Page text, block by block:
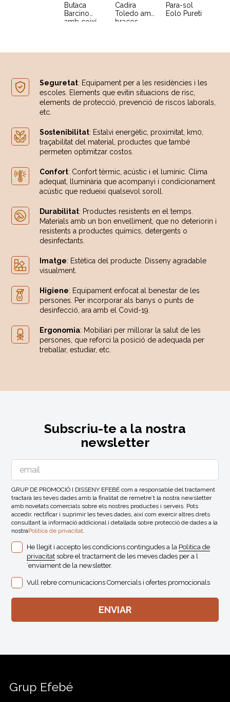
Butaca
Barcino
amb coixí
Cadira
Toledo amb
braços
Para-sol
Eolo Pureti
Seguretat: Equipament per a les residències i les
escoles. Elements que evitin situacions de risc,
elements de protecció, prevenció de riscos laborals,
etc.
Sostenibilitat: Estalvi energètic, proximitat, km0,
traçabilitat del material, productes que també
permeten optimitzar costos.
Confort: Confort tèrmic, acústic i el lumínic. Clima
adequat, lluminària que acompanyi i condicionament
acústic que redueixi qualsevol soroll.
Durabilitat: Productes resistents en el temps.
Materials amb un bon envelliment, que no deteriorin i
resistents a productes químics, detergents o
desinfectants.
Imatge: Estètica del producte. Disseny agradable
visualment.
Higiene: Equipament enfocat al benestar de les
persones. Per incorporar als banys o punts de
desinfecció, ara amb el Covid-19.
Ergonomia: Mobiliari per millorar la salut de les
persones, que reforci la posició de adequada per
treballar, estudiar, etc.
Subscriu-te a la nostra
newsletter
GRUP DE PROMOCIÓ I DISSENY EFEBÉ com a responsable del tractament
tractarà les teves dades amb la finalitat de remetre´t la nostra newsletter
amb novetats comercials sobre els nostres productes i serveis. Pots
accedir, rectificar i suprimir les teves dades, així com exercir altres drets
consultant la informació addicional i detallada sobre protecció de dades a la
nostraPolitica de privacitat
He llegit i accepto les condicions contingudes a la Politica de
privacitat sobre el tractament de les meves dades per a l
´enviament de la newsletter.
Vull rebre comunicacions Comercials i ofertes promocionals
Grup Efebé